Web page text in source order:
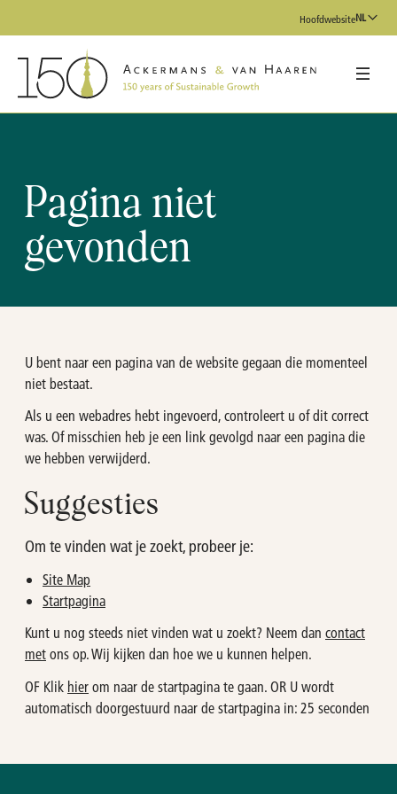
HoofdwebsiteNL
Pagina niet
gevonden
U bent naar een pagina van de website gegaan die momenteel
niet bestaat.
Als u een webadres hebt ingevoerd, controleert u of dit correct
was. Of misschien heb je een link gevolgd naar een pagina die
we hebben verwijderd.
Suggesties
Om te vinden wat je zoekt, probeer je:
Site Map
Startpagina
Kunt u nog steeds niet vinden wat u zoekt? Neem dan contact
metons op. Wij kijken dan hoe we u kunnen helpen.
OF Klik hierom naar de startpagina te gaan. OR U wordt
automatisch doorgestuurd naar de startpagina in:25 seconden